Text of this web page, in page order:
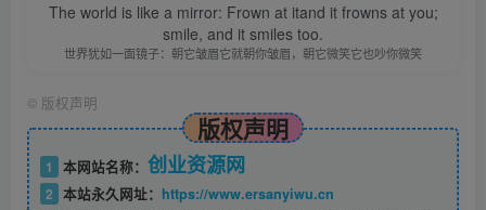
The world is like a mirror: Frown at itand it frowns at you;
smile, and it smiles too.
世界犹如一面镜子：朝它皱眉它就朝你皱眉，朝它微笑它也吵你微笑
© 版权声明
版权声明
1 本网站名称： 创业资源网
2 本站永久网址： https://www.ersanyiwu.cn